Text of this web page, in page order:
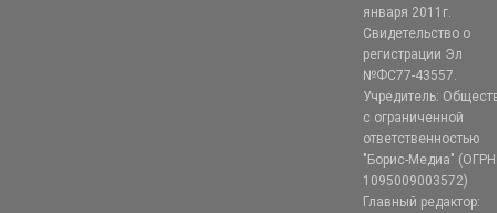
января 2011г.
Свидетельство о
регистрации Эл
№ФС77-43557.
Учредитель:
с ограниченной
ответственностью
"Борис-Медиа" (ОГРН
1095009003572)
Главный редактор: